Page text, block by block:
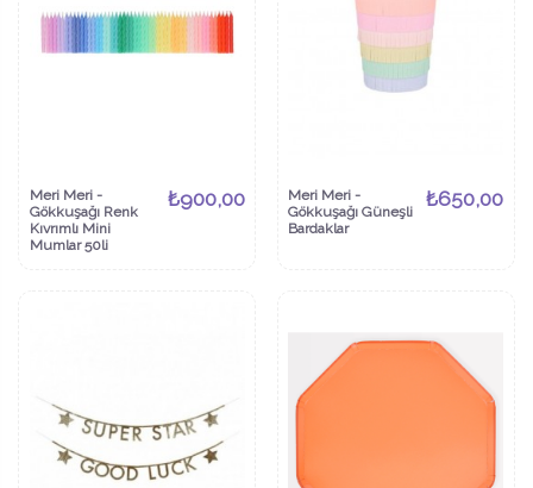
Meri Meri -
Gökkuşağı Renk
Kıvrımlı Mini
Mumlar 50li
₺900,00
Meri Meri -
Gökkuşağı Güneşli
Bardaklar
₺650,00